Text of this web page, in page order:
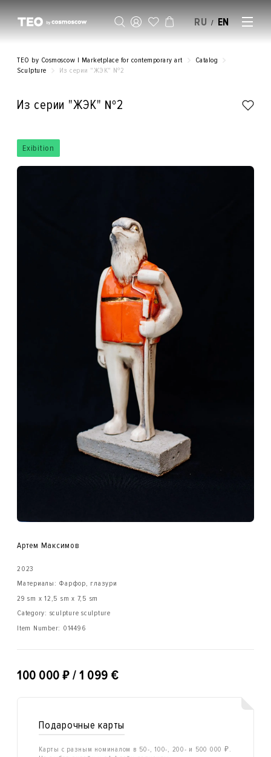
RU / EN
TEO by Cosmoscow | Marketplace for contemporary art
Catalog
Sculpture
Из серии "ЖЭК" №2
Из серии "ЖЭК" №2
Exibition
Артем Максимов
2023
Материалы: Фарфор, глазури
29 sm x 12,5 sm x 7,5 sm
Category: sculpture sculpture
Item Number: 014496
100 000 ₽ / 1 099 €
Подарочные карты
Карты с разным номиналом в 50-, 100-, 200- и 500 000 ₽.